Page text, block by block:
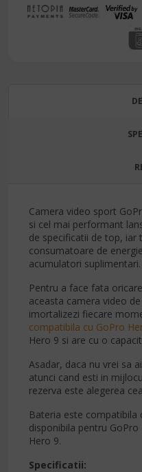
Camera video sport
si cel mai performant
de specificatii de top, iar
consumatoare de
acumulatori suplimentari.
Pentru a face fata
aceasta camera video
imortalizezi fiecare
compatibila cu GoPro
Hero 9 si are cu o
Asadar, daca nu vrei sa
atunci cand esti in
rezerva este alegerea
Bateria este compatibila
disponibila pentru
Hero 9.
Specificatii: